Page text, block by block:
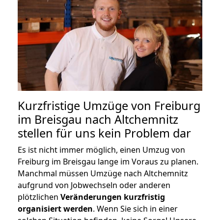
Kurzfristige Umzüge von Freiburg
im Breisgau nach Altchemnitz
stellen für uns kein Problem dar
Es ist nicht immer möglich, einen Umzug von
Freiburg im Breisgau lange im Voraus zu planen.
Manchmal müssen Umzüge nach Altchemnitz
aufgrund von Jobwechseln oder anderen
plötzlichen Veränderungen kurzfristig
organisiert werden. Wenn Sie sich in einer